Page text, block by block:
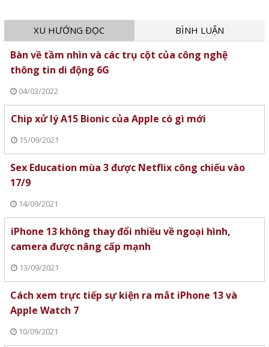
XU HƯỚNG ĐỌC BÌNH LUẬN
Bàn về tầm nhìn và các trụ cột của công nghệ
thông tin di động 6G
04/03/2022
Chip xử lý A15 Bionic của Apple có gì mới
15/09/2021
Sex Education mùa 3 được Netflix công chiếu vào
17/9
14/09/2021
iPhone 13 không thay đổi nhiều về ngoại hình,
camera được nâng cấp mạnh
13/09/2021
Cách xem trực tiếp sự kiện ra mắt iPhone 13 và
Apple Watch 7
10/09/2021